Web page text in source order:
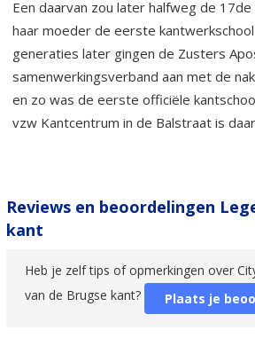
Een daarvan zou later halfweg de
haar moeder de eerste
generaties later gingen de Zusters
samenwerkingsverband aan met de
en zo was de eerste officiële
vzw Kantcentrum in de Balstraat is
Reviews en beoordelingen
kant
Heb je zelf tips of opmerkingen over
van de Brugse kant?
Plaats je